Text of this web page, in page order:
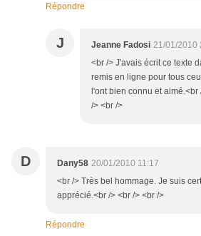
Répondre
J Jeanne Fadosi 21/01/2010
<br /> J'avais écrit ce texte
remis en ligne pour tous
l'ont bien connu et
/> <br />
D Dany58 20/01/2010 11:17
<br /> Très bel hommage. Je suis
apprécié.<br /> <br /> <br />
Répondre